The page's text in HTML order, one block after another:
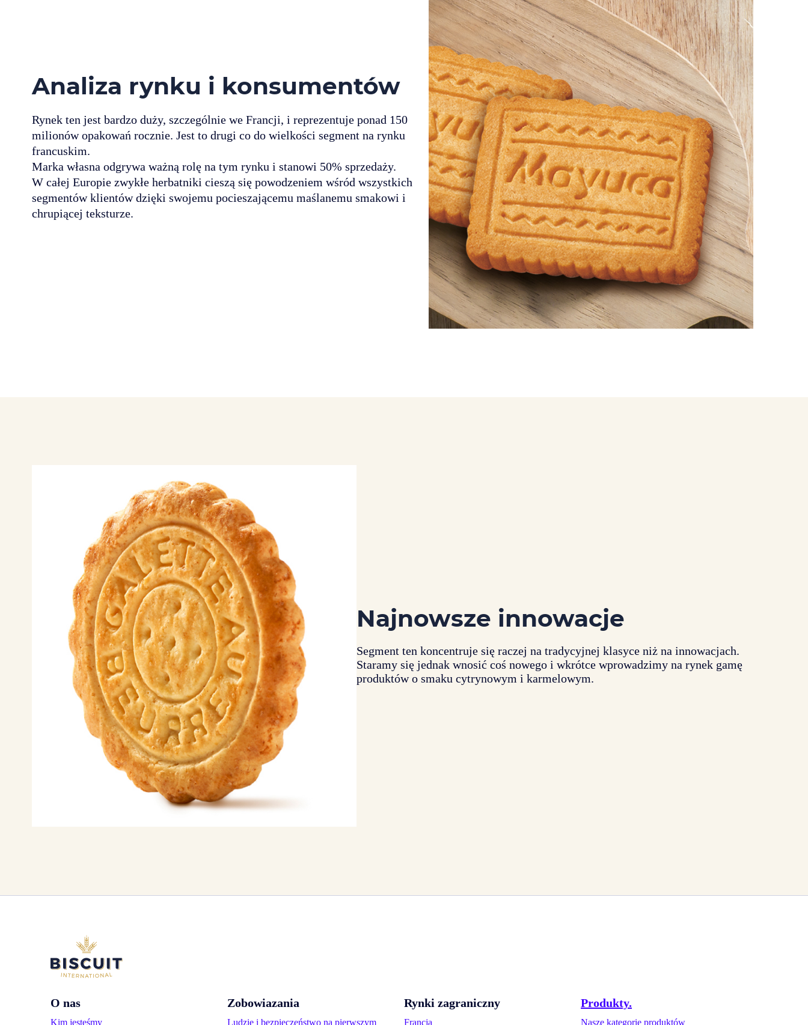
Analiza rynku i konsumentów
Rynek ten jest bardzo duży, szczególnie we Francji, i reprezentuje ponad 150
milionów opakowań rocznie. Jest to drugi co do wielkości segment na rynku
francuskim.
Marka własna odgrywa ważną rolę na tym rynku i stanowi 50% sprzedaży.
W całej Europie zwykłe herbatniki cieszą się powodzeniem wśród wszystkich
segmentów klientów dzięki swojemu pocieszającemu maślanemu smakowi i
chrupiącej teksturze.
Najnowsze innowacje
Segment ten koncentruje się raczej na tradycyjnej klasyce niż na innowacjach.
Staramy się jednak wnosić coś nowego i wkrótce wprowadzimy na rynek gamę
produktów o smaku cytrynowym i karmelowym.
O nas
Kim jesteśmy
Zobowiazania
Ludzie i bezpieczeństwo na pierwszym
Rynki zagraniczny
Francja
Produkty.
Nasze kategorie produktów